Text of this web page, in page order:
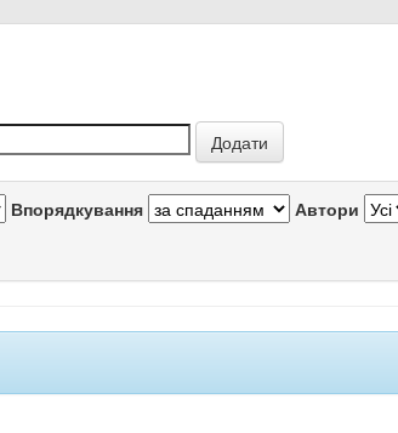
Впорядкування Автори